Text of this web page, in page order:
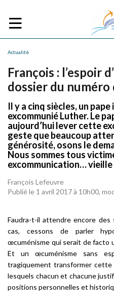
Actualité
François : l’espoir
dossier du numéro
Il y a cinq siècles, un
excommunié Luther. Le
aujourd’hui lever cette
geste que beaucoup
générosité, osons le
Nous sommes tous
excommunication… vieille
François Lefeuvre
Publié le 1 avril 2017 à 10h00,
Faudra-t-il attendre encore
cas, cessons de parler
œcuménisme qui serait de facto
Et un œcuménisme sans
tragiquement transformer
lesquels chacun et chacune
positions personnelles et